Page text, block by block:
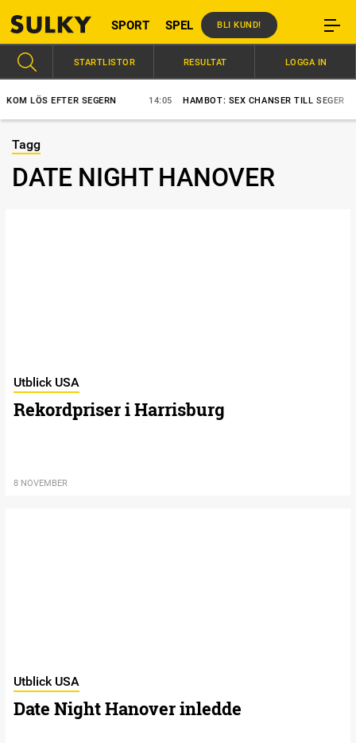
SPORT SPEL BLI KUND!
EFTER SEGERN 14:05 HAMBOT: SEX CHANSER TILL SEGER
STARTLISTOR RESULTAT LOGGA IN
Tagg
DATE NIGHT HANOVER
Utblick USA
Rekordpriser i Harrisburg
8 NOVEMBER
Utblick USA
Date Night Hanover inledde